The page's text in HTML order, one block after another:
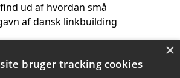
ud af hvordan små
af dansk linkbuilding
×
bruger tracking cookies